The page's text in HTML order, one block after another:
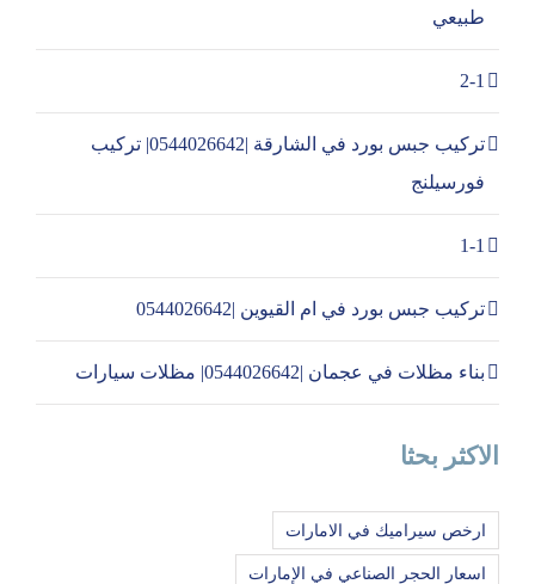
طبيعي
2-1
تركيب جبس بورد في الشارقة |0544026642| تركيب
فورسيلنج
1-1
تركيب جبس بورد في ام القيوين |0544026642
بناء مظلات في عجمان |0544026642| مظلات سيارات
الاكثر بحثا
ارخص سيراميك في الامارات
اسعار الحجر الصناعي في الإمارات